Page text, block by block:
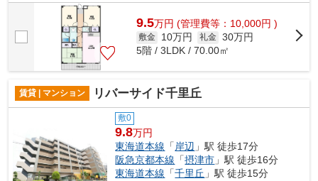
いただけます。共用部には敷地内ごみ置き...
9.5万円 (管理費等：10,000円 )
敷金 10万円 礼金 30万円
5階 / 3LDK / 70.00㎡
賃貸 | マンション リバーサイド千里丘
敷0
9.8万円
東海道本線 「岸辺 」駅 徒歩17分
阪急京都本線 「摂津市 」駅 徒歩16分
東海道本線 「千里丘 」駅 徒歩15分